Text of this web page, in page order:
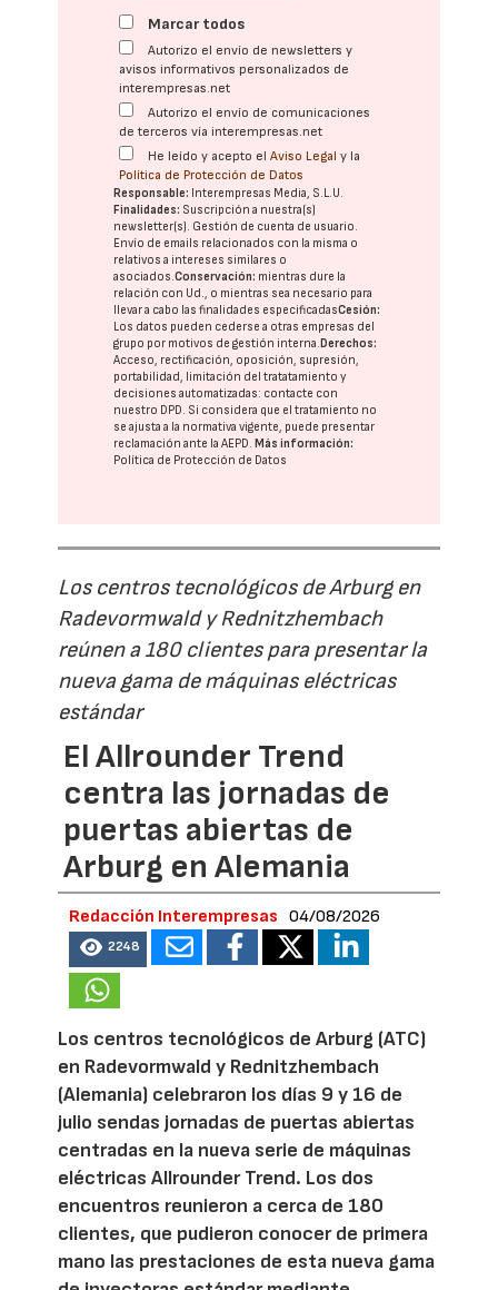
Marcar todos
Autorizo el envío de newsletters y
avisos informativos personalizados de
interempresas.net
Autorizo el envío de comunicaciones
de terceros vía interempresas.net
He leído y acepto elAviso Legal y la
Política de Protección de Datos
Responsable: Interempresas Media, S.L.U.
Finalidades: Suscripción a nuestra(s)
newsletter(s). Gestión de cuenta de usuario.
Envío de emails relacionados con la misma o
relativos a intereses similares o
asociados.Conservación: mientras dure la
relación con Ud., o mientras sea necesario para
llevar a cabo las finalidades especificadasCesión:
Los datos pueden cederse a otras empresas del
grupo por motivos de gestión interna. Derechos:
Acceso, rectificación, oposición, supresión,
portabilidad, limitación del tratatamiento y
decisiones automatizadas: contacte con
nuestro DPD. Si considera que el tratamiento no
se ajusta a la normativa vigente, puede presentar
reclamación ante laAEPD. Más información:
Política de Protección de Datos
Los centros tecnológicos de Arburg en
Radevormwald y Rednitzhembach
reúnen a 180 clientes para presentar la
nueva gama de máquinas eléctricas
estándar
El Allrounder Trend
centra las jornadas de
puertas abiertas de
Arburg en Alemania
Redacción Interempresas 04/08/2026
2248
Los centros tecnológicos de Arburg (ATC)
en Radevormwald y Rednitzhembach
(Alemania) celebraron los días 9 y 16 de
julio sendas jornadas de puertas abiertas
centradas en la nueva serie de máquinas
eléctricas Allrounder Trend. Los dos
encuentros reunieron a cerca de 180
clientes, que pudieron conocer de primera
mano las prestaciones de esta nueva gama